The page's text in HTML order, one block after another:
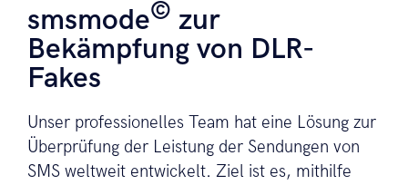
smsmode© zur
Bekämpfung von DLR-
Fakes
Unser professionelles Team hat eine Lösung zur
Überprüfung der Leistung der Sendungen von
SMS weltweit entwickelt. Ziel ist es, mithilfe